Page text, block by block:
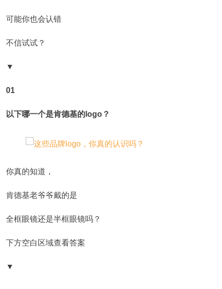
可能你也会认错
不信试试？
▼
01
以下哪一个是肯德基的logo？
你真的知道，
肯德基老爷爷戴的是
全框眼镜还是半框眼镜吗？
下方空白区域查看答案
▼